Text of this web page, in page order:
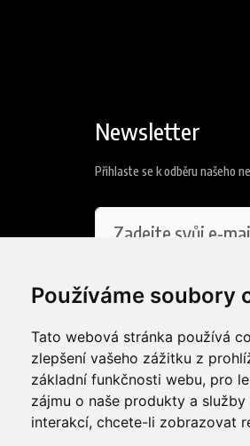
Používáme soubory
Tato webová stránka používá
zlepšení vašeho zážitku z
základní funkčnosti webu, pro
zájmu o naše produkty a
interakcí, chcete-li zobrazovat
Newsletter
Přihlaste se k odběru našeho
Souhlasím se
Přihlásit se